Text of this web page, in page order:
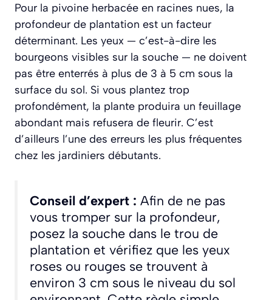
Pour la pivoine herbacée en racines nues, la
profondeur de plantation est un facteur
déterminant. Les yeux — c’est-à-dire les
bourgeons visibles sur la souche — ne doivent
pas être enterrés à plus de 3 à 5 cm sous la
surface du sol. Si vous plantez trop
profondément, la plante produira un feuillage
abondant mais refusera de fleurir. C’est
d’ailleurs l’une des erreurs les plus fréquentes
chez les jardiniers débutants.
Conseil d’expert : Afin de ne pas
vous tromper sur la profondeur,
posez la souche dans le trou de
plantation et vérifiez que les yeux
roses ou rouges se trouvent à
environ 3 cm sous le niveau du sol